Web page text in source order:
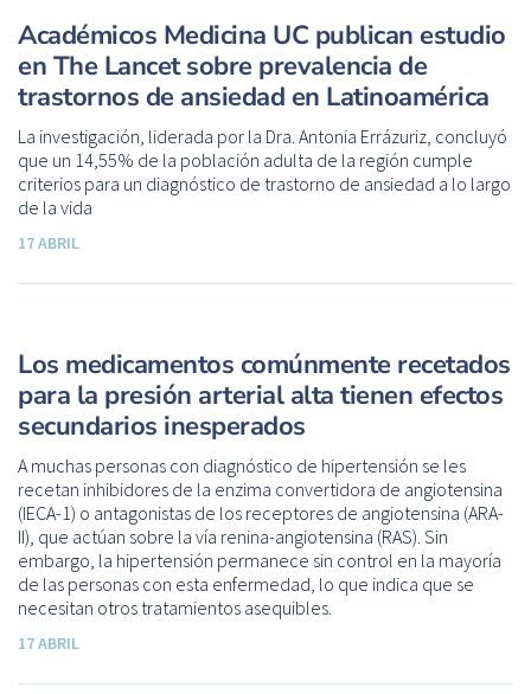
Académicos Medicina UC publican estudio
en The Lancet sobre prevalencia de
trastornos de ansiedad en Latinoamérica
La investigación, liderada por la Dra. Antonia Errázuriz, concluyó
que un 14,55% de la población adulta de la región cumple
criterios para un diagnóstico de trastorno de ansiedad a lo largo
de la vida
17 ABRIL
Los medicamentos comúnmente recetados
para la presión arterial alta tienen efectos
secundarios inesperados
A muchas personas con diagnóstico de hipertensión se les
recetan inhibidores de la enzima convertidora de angiotensina
(IECA-1) o antagonistas de los receptores de angiotensina (ARA-
II), que actúan sobre la vía renina-angiotensina (RAS). Sin
embargo, la hipertensión permanece sin control en la mayoría
de las personas con esta enfermedad, lo que indica que se
necesitan otros tratamientos asequibles.
17 ABRIL